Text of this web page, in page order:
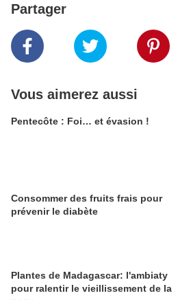
Partager
Vous aimerez aussi
Pentecôte : Foi… et évasion !
Consommer des fruits frais pour
prévenir le diabète
Plantes de Madagascar: l'ambiaty
pour ralentir le vieillissement de la